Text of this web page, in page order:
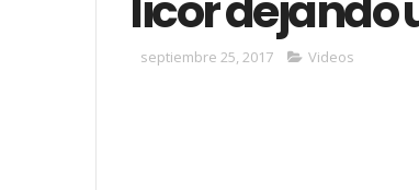
septiembre 25, 2017 Videos